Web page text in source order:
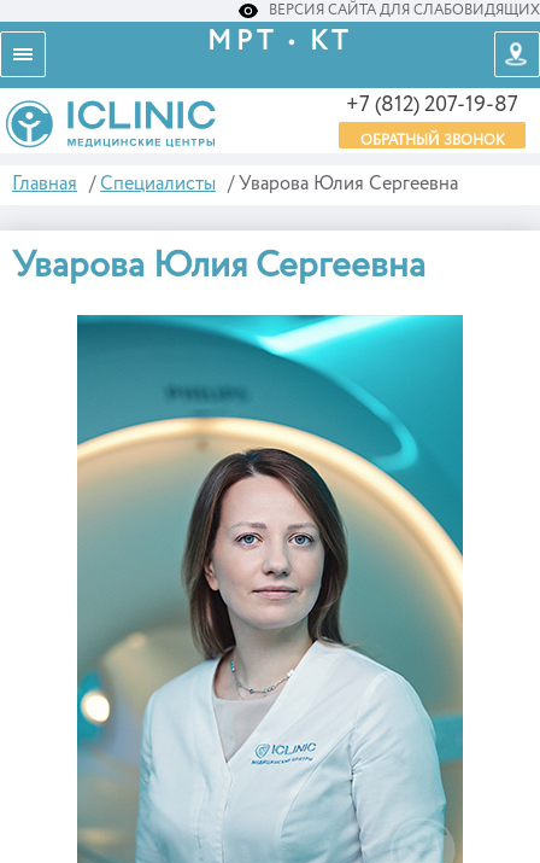
ВЕРСИЯ САЙТА ДЛЯ СЛАБОВИДЯЩИХ
МРТ • КТ
+7 (812) 207-19-87
ОБРАТНЫЙ ЗВОНОК
Главная / Специалисты / Уварова Юлия Сергеевна
Уварова Юлия Сергеевна